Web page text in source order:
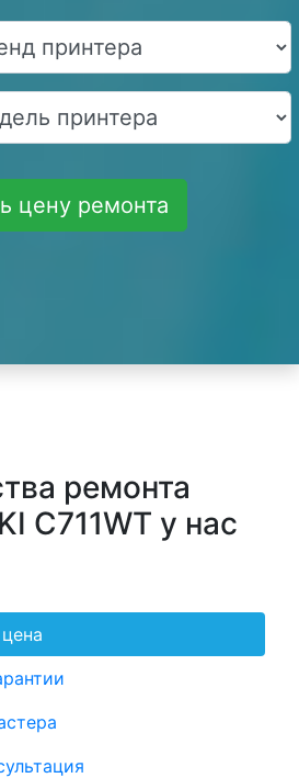
цену ремонта
ремонта
C711WT у нас